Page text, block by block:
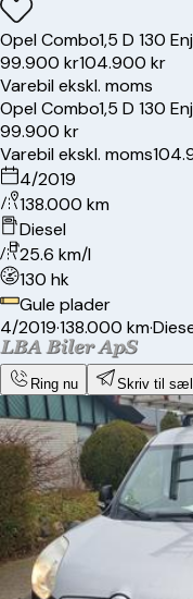
OpelCombo1,5 D 130
99.900 kr104.900 kr
Varebil ekskl. moms
OpelCombo1,5 D 130
99.900 kr
Varebil ekskl. moms
4/2019
138.000 km
Diesel
25.6 km/l
130 hk
Gule plader
4/2019·138.000 km·
Ring nu Skriv til